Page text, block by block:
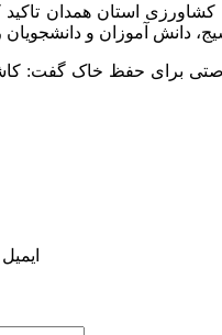
استان همدان
دانش آموزان و دانشجویان
برای حفظ خاک گفت: